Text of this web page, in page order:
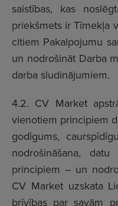
saistības, kas
priekšmets ir Tīmekļa
citiem Pakalpojumu
un nodrošināt Darba
darba sludinājumiem.
4.2. CV Market
vienotiem principiem
godīgums,
nodrošināšana,
principiem – un
CV Market uzskata
brīvības par savām